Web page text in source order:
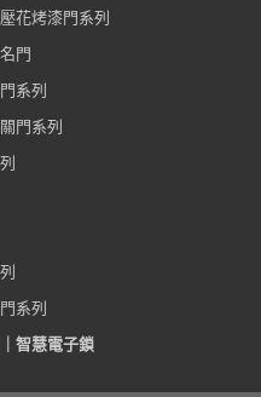
花烤漆門系列
門
系列
門系列
系列
智慧電子鎖